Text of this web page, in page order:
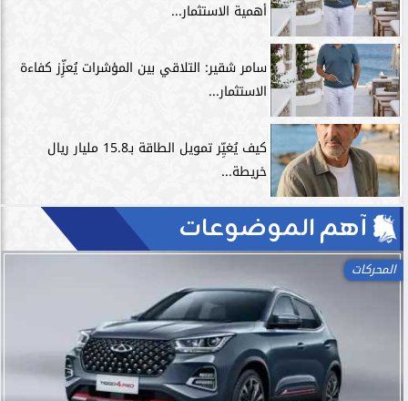
أهمية الاستثمار...
سامر شقير: التلاقي بين المؤشرات يُعزِّز كفاءة
الاستثمار...
كيف يُغيِّر تمويل الطاقة بـ15.8 مليار ريال
خريطة...
آهم الموضوعات
المحركات